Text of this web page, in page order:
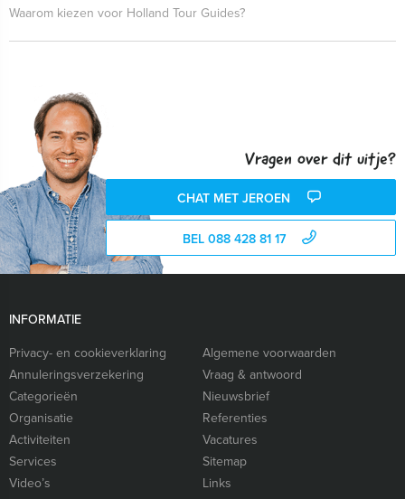
Waarom kiezen voor Holland Tour Guides?
Vragen over dit uitje?
CHAT MET JEROEN
BEL 088 428 81 17
INFORMATIE
Privacy- en cookieverklaring
Algemene voorwaarden
Annuleringsverzekering
Vraag & antwoord
Categorieën
Nieuwsbrief
Organisatie
Referenties
Activiteiten
Vacatures
Services
Sitemap
Video’s
Links